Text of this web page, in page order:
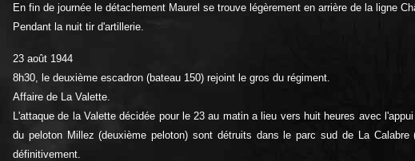
En fin de journée le détachement Maurel se trouve légèrement en arrière de la ligne
Pendant la nuit tir d'artillerie.
23 août 1944
8h30, le deuxième escadron (bateau 150) rejoint le gros du régiment.
Affaire de La Valette.
L'attaque de la Valette décidée pour le 23 au matin a lieu vers huit heures avec
du peloton Millez (deuxième peloton) sont détruits dans le parc sud de La
définitivement.